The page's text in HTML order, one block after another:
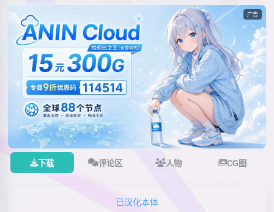
广告
下载 评论区 人物 CG图
已汉化本体